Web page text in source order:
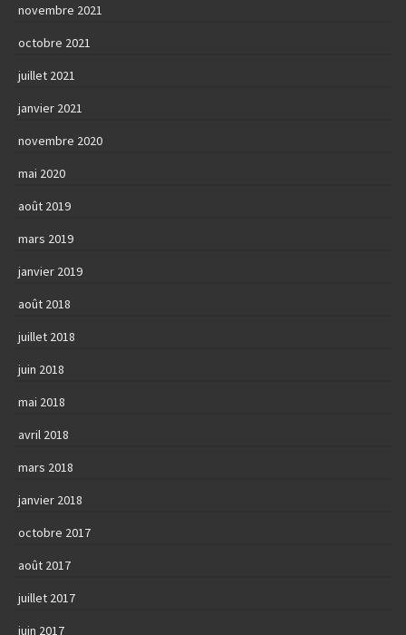
novembre 2021
octobre 2021
juillet 2021
janvier 2021
novembre 2020
mai 2020
août 2019
mars 2019
janvier 2019
août 2018
juillet 2018
juin 2018
mai 2018
avril 2018
mars 2018
janvier 2018
octobre 2017
août 2017
juillet 2017
juin 2017